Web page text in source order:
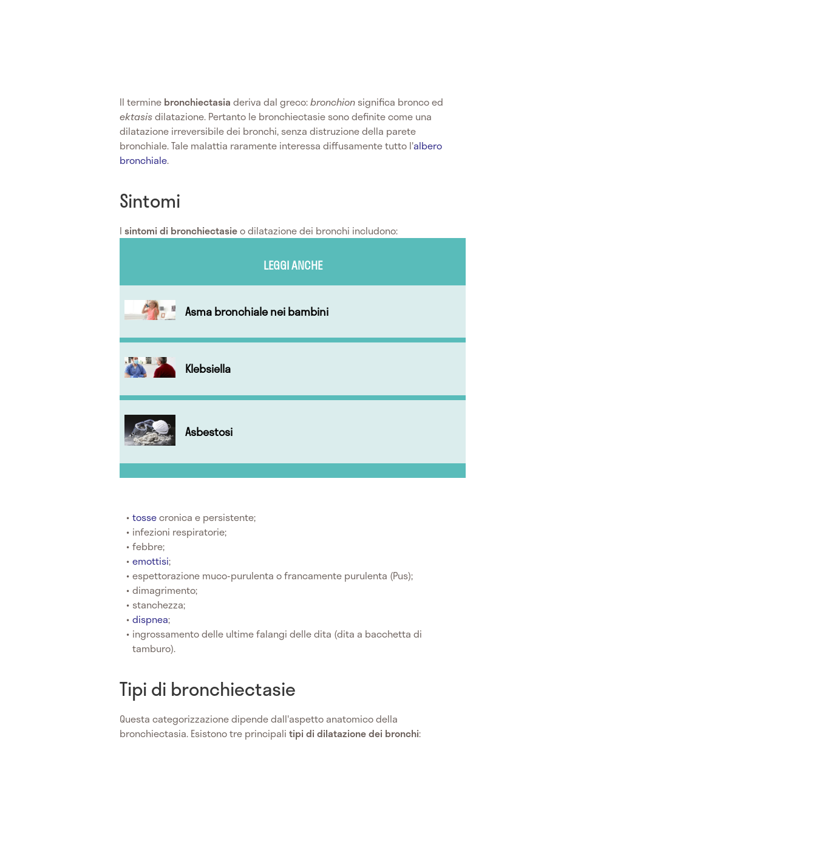
Il termine bronchiectasia deriva dal greco:bronchion significa bronco ed
ektasisdilatazione. Pertanto le bronchiectasie sono definite come una
dilatazione irreversibile dei bronchi, senza distruzione della parete
bronchiale. Tale malattia raramente interessa diffusamente tutto l'albero
bronchiale.
Sintomi
I sintomi di bronchiectasieo dilatazione dei bronchi includono:
LEGGI ANCHE
Asma bronchiale nei bambini
Klebsiella
Asbestosi
tossecronica e persistente;
infezioni respiratorie;
febbre;
emottisi;
espettorazione muco-purulenta o francamente purulenta (Pus);
dimagrimento;
stanchezza;
dispnea;
ingrossamento delle ultime falangi delle dita (dita a bacchetta di
tamburo).
Tipi di bronchiectasie
Questa categorizzazione dipende dall'aspetto anatomico della
bronchiectasia. Esistono tre principali tipi didilatazione dei bronchi: